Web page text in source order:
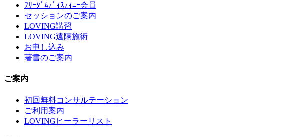
ﾌﾘｰﾀﾞﾑﾃﾞｨｽﾃｨﾆｰ会員
セッションのご案内
LOVING講習
LOVING遠隔施術
お申し込み
著書のご案内
ご案内
初回無料コンサルテーション
ご利用案内
LOVINGヒーラーリスト